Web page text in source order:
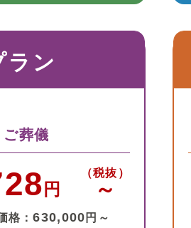
ラン
葬儀
円
（税抜）
～
格：630,000 円～